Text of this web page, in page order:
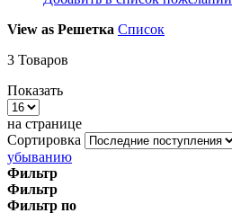
View as Решетка Список
3 Товаров
Показать
на странице
Сортировка
убыванию
Фильтр
Фильтр
Фильтр по